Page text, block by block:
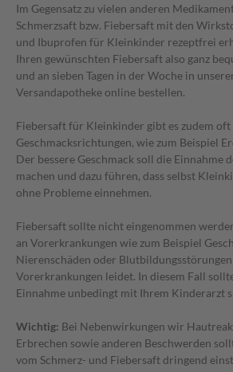
Im Gegensatz zu vielen anderen
Schmerzsaft bzw. Fiebersaft mit den
und Ibuprofen für Kleinkinder rezeptfrei
Ihren gewünschten Fiebersaft also ganz
und an sieben Tagen in der Woche in
Versandapotheke online bestellen.
Fiebersaft für Kleinkinder gibt es zudem
Geschmacksrichtungen, wie zum Beispiel
Der bessere Geschmack soll die Einnahme
machen und dazu führen, dass selbst
ohne Probleme einnehmen.
Fiebersaft sollte nicht eingenommen
an Vorerkrankungen wie zum Beispiel
Nierenschäden oder
Vorerkrankungen leidet. In diesem Fall
Einnahme unbedingt mit Ihrem Kinderarzt
Wichtig: Bei Nebenwirkungen wir
Erbrechen sowie anderen Beschwerden
vom Schmerz- und Fiebersaft dringend